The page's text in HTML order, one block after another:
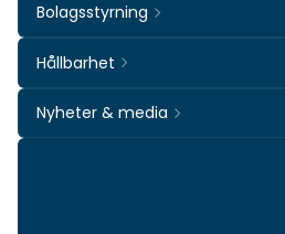
Bolagsstyrning
Hållbarhet
Nyheter & media